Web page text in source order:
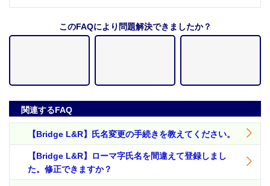
このFAQにより問題解決できましたか？
関連するFAQ
【Bridge L&R】氏名変更の手続きを教えてください。
【Bridge L&R】ローマ字氏名を間違えて登録しまし
た。修正できますか？